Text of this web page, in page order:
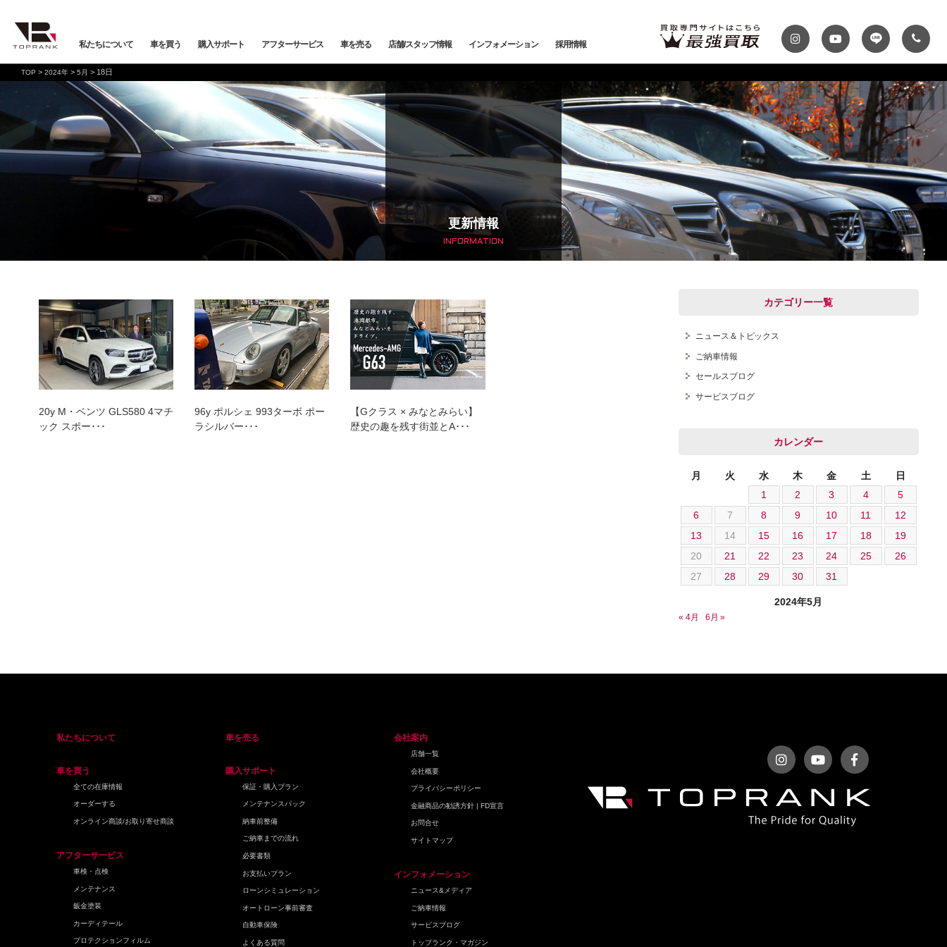
私たちについて 車を買う
車を買う
全ての在庫情報
バックオーダーシステム
オンライン商談
お取り寄せ商談
メーカーから探す
Mercedes-AMG BMW ALPINA MINI Audi
VOLKSWAGEN PORSCHE LAND ROVER JAGUAR MASERATI VOLVO
店舗から探す
トップランク本店 トップランク中央 トップランク杉並 オートテクニカルベース
購入サポート
購入サポート
保証・購入プラン 下取査定 納車前点検・整備 メンテナンスパック 自動車保険
ローンシミュレーション
オートローン事前審査
ご納車までの流れ
アフターサービス
アフターサービス
車検・点検 メンテナンス 鈑金塗装 カーディテール
プロテクションフィルム 輸入車コーディング アライメント測定・調整
車を売る 店舗/スタッフ情報
店舗/スタッフ情報
会社概要
プライバシーポリシー
店舗お問い合わせ
トップランク本店 トップランク中央 トップランク杉並
トップランク千葉
サービスファクトリー
トップランク神戸
ROKKO i PARK
インフォメーション
インフォメーション
ニュース&メディア ご納車情報 サービスブログ トップランク・マガジン
採用情報
TOP > 2024年> 5月 > 18日
更新情報
INFORMATION
20y M・ベンツ GLS580 4マチ
ック スポー･･･
96y ポルシェ 993ターボ ポー
ラシルバー･･･
【Gクラス × みなとみらい】
歴史の趣を残す街並とA･･･
カテゴリー一覧
ニュース＆トピックス
ご納車情報
セールスブログ
サービスブログ
カレンダー
2024年5月
月 火 水 木 金 土
日
1
2 3 4
5
6
7 8 9 10 11
12
13
14 15 16 17 18
19
20
21 22 23 24 25
26
27
28 29 30 31
« 4月 6月 »
私たちについて
車を買う
全ての在庫情報
オーダーする
オンライン商談/お取り寄せ商談
アフターサービス
車検・点検
メンテナンス
鈑金塗装
カーディテール
プロテクションフィルム
車を売る
購入サポート
保証・購入プラン
メンテナンスパック
納車前整備
ご納車までの流れ
必要書類
お支払いプラン
ローンシミュレーション
オートローン事前審査
自動車保険
よくある質問
会社案内
店舗一覧
会社概要
プライバシーポリシー
金融商品の勧誘方針 | FD宣言
お問合せ
サイトマップ
インフォメーション
ニュース&メディア
ご納車情報
サービスブログ
トップランク・マガジン